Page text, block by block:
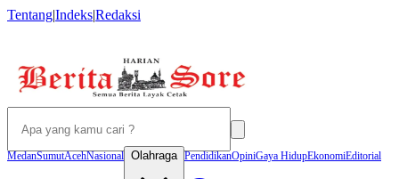
Tentang|Indeks|Redaksi
MedanSumutAcehNasional Olahraga PendidikanOpiniGaya HidupEkonomiEditorial